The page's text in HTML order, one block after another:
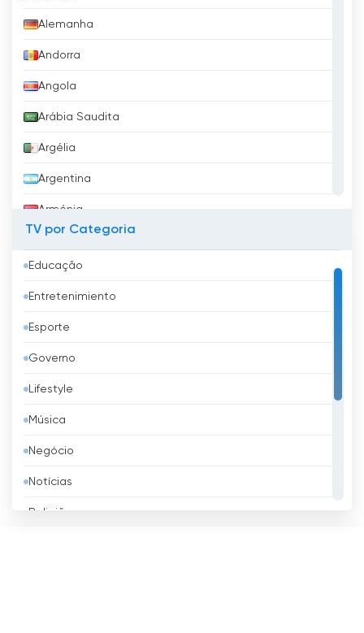
Alemanha
Andorra
Angola
Arábia Saudita
Argélia
Argentina
Arménia
Austrália
Áustria
Azerbaijão
Bangladesh
Barbados
Barém
Bélgica
Belize
TV por Categoria
Educação
Entretenimiento
Esporte
Governo
Lifestyle
Música
Negócio
Notícias
Religião